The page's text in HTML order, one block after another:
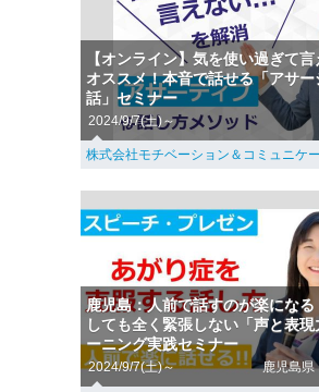
【オンライン】気を使い過ぎて
オススメ！本音で話せる「アサー
話」セミナー
2024/9/7(土)～
株式会社モチベーション＆コミュニケ
鹿児島：人前で話すのが楽にな
しても全く緊張しない「声と表現
ーニング実践セミナー
2024/9/7(土)～ 鹿児島県